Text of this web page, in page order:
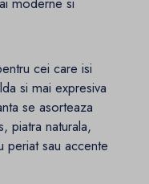
cei care isi
si mai expresiva
se asorteaza
piatra naturala,
periat sau accente